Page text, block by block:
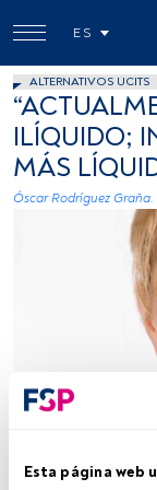
Esta página web
ES
ALTERNATIVOS UCITS
ILÍQUIDO;
MÁS
Óscar Rodríguez Graña.
Foto cedida
Tiempo lectura: 5 min.